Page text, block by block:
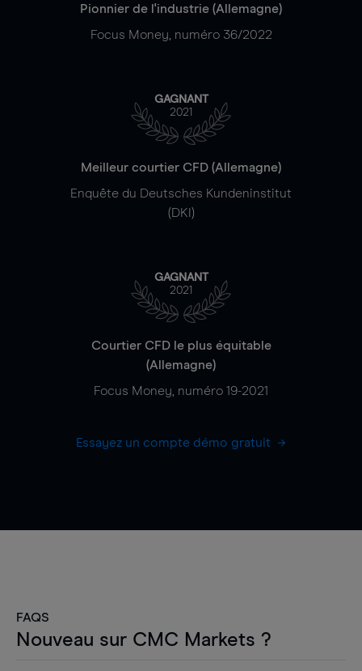
Pionnier de l'industrie (Allemagne)
Focus Money, numéro 36/2022
GAGNANT
2021
Meilleur courtier CFD (Allemagne)
Enquête du Deutsches Kundeninstitut
(DKI)
GAGNANT
2021
Courtier CFD le plus équitable
(Allemagne)
Focus Money, numéro 19-2021
Essayez un compte démo gratuit
FAQS
Nouveau sur CMC Markets ?